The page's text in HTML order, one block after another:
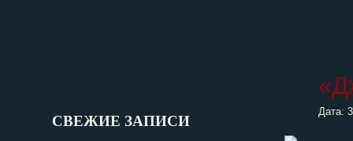
СВЕЖИЕ ЗАПИСИ
Дата: